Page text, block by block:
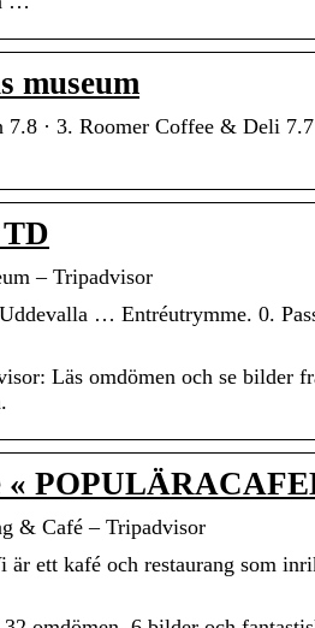
museum
· 3. Roomer Coffee & Deli
– Tripadvisor
… Entréutrymme. 0.
Läs omdömen och se bilder
«
& Café – Tripadvisor
ett kafé och restaurang som